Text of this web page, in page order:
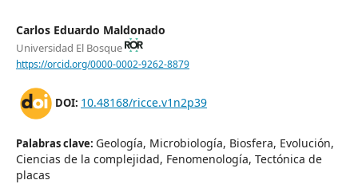
Carlos Eduardo Maldonado
Universidad El Bosque
https://orcid.org/0000-0002-9262-8879
DOI: 10.48168/ricce.v1n2p39
Palabras clave: Geología, Microbiología, Biosfera, Evolución,
Ciencias de la complejidad, Fenomenología, Tectónica de
placas